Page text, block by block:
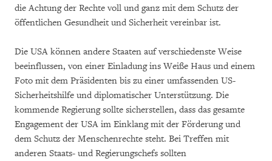
die Achtung der Rechte voll und ganz mit dem Schutz der
öffentlichen Gesundheit und Sicherheit vereinbar ist.
Die USA können andere Staaten auf verschiedenste Weise
beeinflussen, von einer Einladung ins Weiße Haus und einem
Foto mit dem Präsidenten bis zu einer umfassenden US-
Sicherheitshilfe und diplomatischer Unterstützung. Die
kommende Regierung sollte sicherstellen, dass das gesamte
Engagement der USA im Einklang mit der Förderung und
dem Schutz der Menschenrechte steht. Bei Treffen mit
anderen Staats- und Regierungschefs sollten